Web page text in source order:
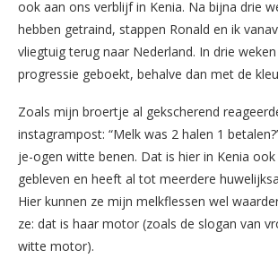
ook aan ons verblijf in Kenia. Na bijna drie
hebben getraind, stappen Ronald en ik
vliegtuig terug naar Nederland. In drie
progressie geboekt, behalve dan met de
Zoals mijn broertje al gekscherend
instagrampost: “Melk was 2 halen 1
je-ogen witte benen. Dat is hier in Kenia
gebleven en heeft al tot meerdere
Hier kunnen ze mijn melkflessen wel
ze: dat is haar motor (zoals de slogan van
witte motor).